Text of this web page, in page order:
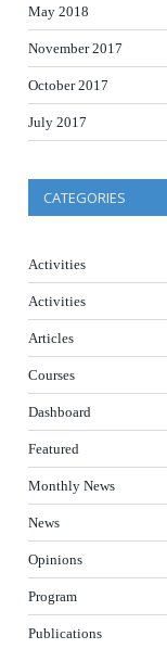
May 2018
November 2017
October 2017
July 2017
CATEGORIES
Activities
Activities
Articles
Courses
Dashboard
Featured
Monthly News
News
Opinions
Program
Publications